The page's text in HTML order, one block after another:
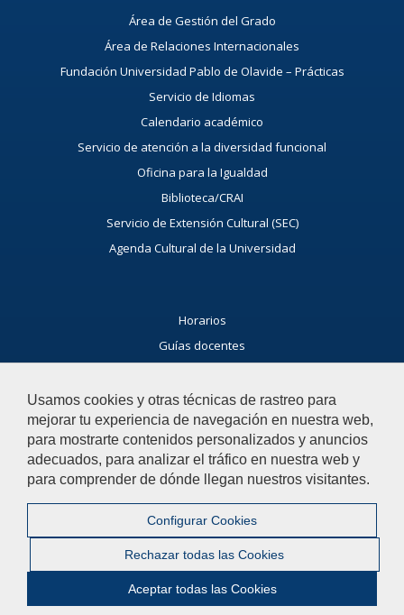
Usamos cookies y otras técnicas de rastreo para
mejorar tu experiencia de navegación en nuestra web,
para mostrarte contenidos personalizados y anuncios
adecuados, para analizar el tráfico en nuestra web y
para comprender de dónde llegan nuestros visitantes.
Configurar Cookies
Rechazar todas las Cookies
Aceptar todas las Cookies
Área de Gestión del Grado
Área de Relaciones Internacionales
Fundación Universidad Pablo de Olavide – Prácticas
Servicio de Idiomas
Calendario académico
Servicio de atención a la diversidad funcional
Oficina para la Igualdad
Biblioteca/CRAI
Servicio de Extensión Cultural (SEC)
Agenda Cultural de la Universidad
Horarios
Guías docentes
Buscador general
Noticias Facultad
Agenda
Buzón de consultas
Si tienes dudas, contacta con nosotros.
© 2019 Universidad Pablo de Olavide - Facultad de Humanidades